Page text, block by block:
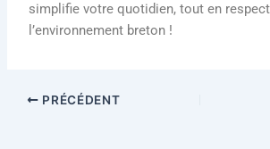
simplifie votre quotidien, tout en
l’environnement breton !
PRÉCÉDENT